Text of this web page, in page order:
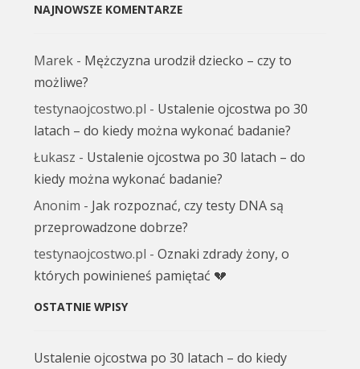
NAJNOWSZE KOMENTARZE
Marek - Mężczyzna urodził dziecko – czy to
możliwe?
testynaojcostwo.pl - Ustalenie ojcostwa po 30
latach – do kiedy można wykonać badanie?
Łukasz - Ustalenie ojcostwa po 30 latach – do
kiedy można wykonać badanie?
Anonim - Jak rozpoznać, czy testy DNA są
przeprowadzone dobrze?
testynaojcostwo.pl -Oznaki zdrady żony, o
których powinieneś pamiętać 💔
OSTATNIE WPISY
Ustalenie ojcostwa po 30 latach – do kiedy